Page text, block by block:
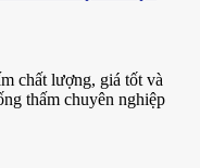
chất lượng, giá tốt và
thấm chuyên nghiệp